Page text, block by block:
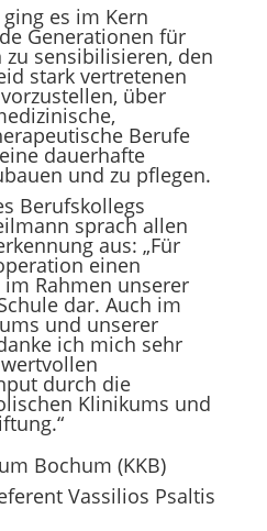
es im Kern
Generationen für
sensibilisieren, den
stark vertretenen
über
Berufe
dauerhafte
und zu pflegen.
Berufskollegs
sprach allen
aus: „Für
einen
Rahmen unserer
dar. Auch im
und unserer
ich mich sehr
durch die
Klinikums und
Bochum (KKB)
Vassilios Psaltis